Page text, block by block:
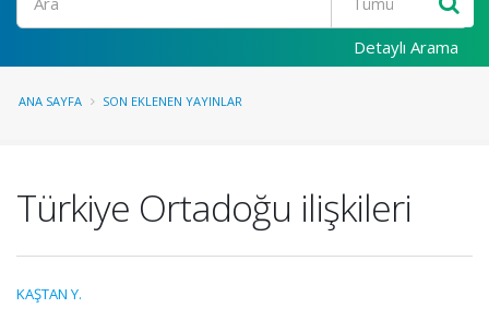
Detaylı Arama
ANA SAYFA SON EKLENEN YAYINLAR
Türkiye Ortadoğu ilişkileri
KAŞTAN Y.